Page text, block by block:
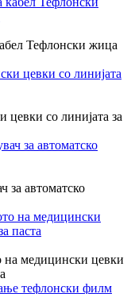
Тефлонски жица
цевки со линијата за
за автоматско
на медицински цевки